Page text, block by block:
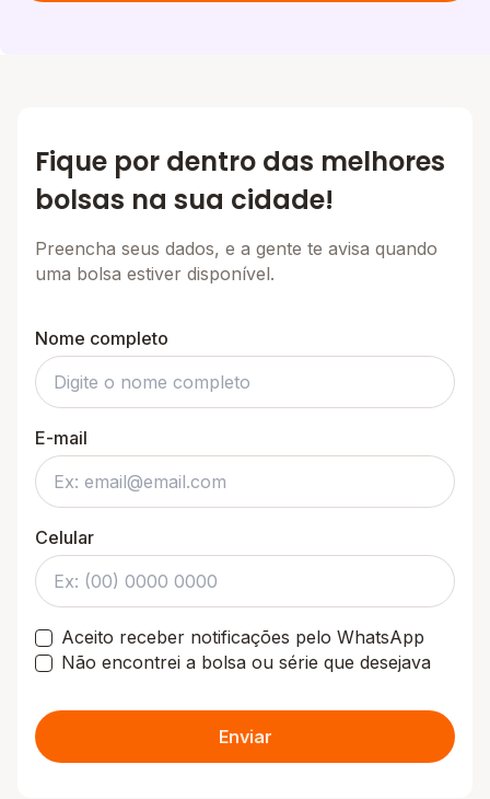
Fique por dentro das melhores
bolsas na sua cidade!
Preencha seus dados, e a gente te avisa quando
uma bolsa estiver disponível.
Nome completo
E-mail
Celular
Aceito receber notificações pelo WhatsApp
Não encontrei a bolsa ou série que desejava
Enviar